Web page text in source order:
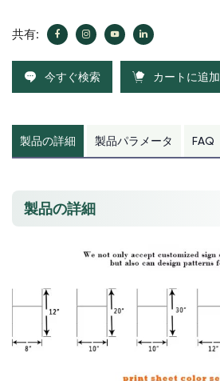
共有:
今すぐ検索 カートに追加
製品の詳細 製品パラメータ FAQ
製品の詳細